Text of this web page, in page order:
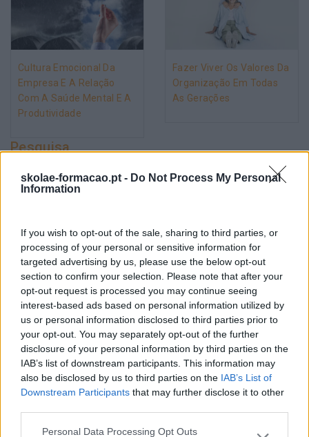
skolae-formacao.pt - Do Not Process My Personal
Information
If you wish to opt-out of the sale, sharing to third parties, or
processing of your personal or sensitive information for
targeted advertising by us, please use the below opt-out
section to confirm your selection. Please note that after your
opt-out request is processed you may continue seeing
interest-based ads based on personal information utilized by
us or personal information disclosed to third parties prior to
your opt-out. You may separately opt-out of the further
disclosure of your personal information by third parties on the
IAB’s list of downstream participants. This information may
also be disclosed by us to third parties on the IAB’s List of
Downstream Participants that may further disclose it to other
Personal Data Processing Opt Outs
Cultura Emocional Da
Empresa E A Relação
Com A Saúde Mental E A
Produtividade
Fazer Viver Os Valores Da
Organização Em Todas
As Gerações
Pesquisa
Categorias Blog
Aprendizagem
Artigo De Opinião